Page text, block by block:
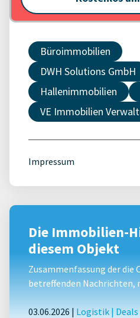
Büroimmobilien
DWH Solutions GmbH
Hallenimmobilien
VE Immobilien
Impressum
Die Immobilien-
diesem Objekt
Zusammenfassung der die
betreffenden Nachrichten,
03.06.2026 | Logistik |